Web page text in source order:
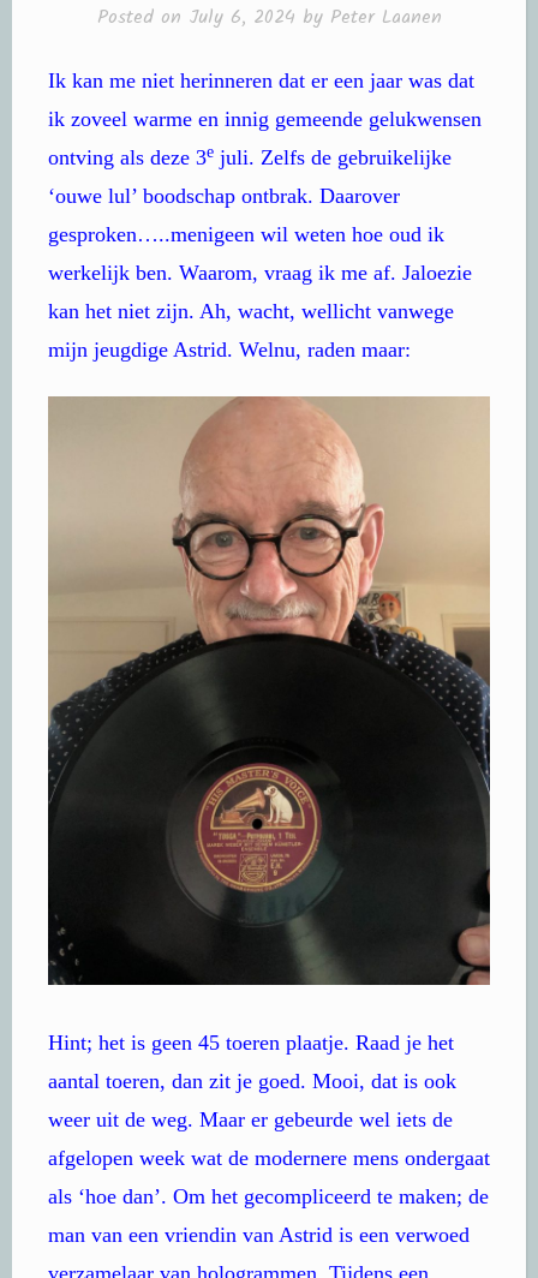
Posted on July 6, 2024 by Peter Laanen
Ik kan me niet herinneren dat er een jaar was dat
ik zoveel warme en innig gemeende gelukwensen
ontving als deze 3e juli. Zelfs de gebruikelijke
‘ouwe lul’ boodschap ontbrak. Daarover
gesproken…..menigeen wil weten hoe oud ik
werkelijk ben. Waarom, vraag ik me af. Jaloezie
kan het niet zijn. Ah, wacht, wellicht vanwege
mijn jeugdige Astrid. Welnu, raden maar:
Hint; het is geen 45 toeren plaatje. Raad je het
aantal toeren, dan zit je goed. Mooi, dat is ook
weer uit de weg. Maar er gebeurde wel iets de
afgelopen week wat de modernere mens ondergaat
als ‘hoe dan’. Om het gecompliceerd te maken; de
man van een vriendin van Astrid is een verwoed